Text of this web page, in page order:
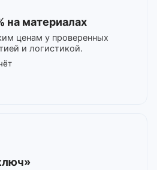
на материалах
ценам у проверенных
и логистикой.